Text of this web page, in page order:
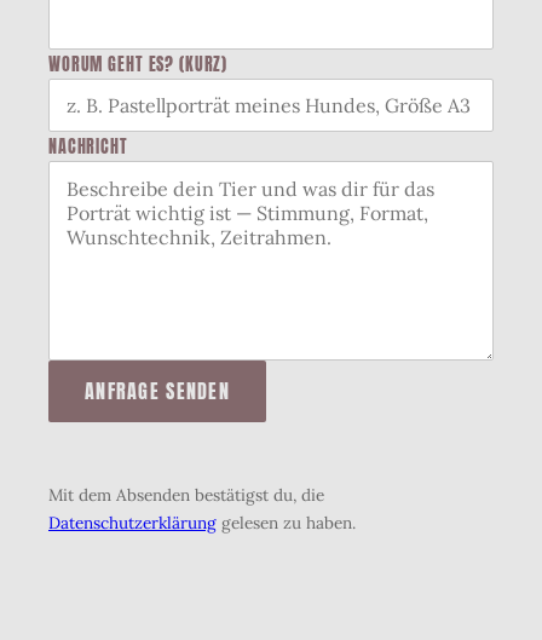
WORUM GEHT ES? (KURZ)
NACHRICHT
ANFRAGE SENDEN
Mit dem Absenden bestätigst du, die
Datenschutzerklärung gelesen zu haben.